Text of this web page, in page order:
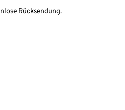
Rücksendung.